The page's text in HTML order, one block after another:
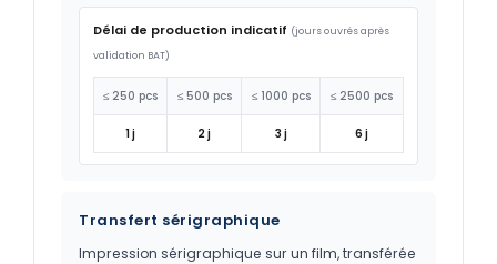
Délai de production indicatif (jours ouvrés après
validation BAT)
≤ 250 pcs ≤ 500 pcs ≤ 1000 pcs ≤ 2500 pcs
1 j 2 j 3 j 6 j
Transfert sérigraphique
Impression sérigraphique sur un film, transférée